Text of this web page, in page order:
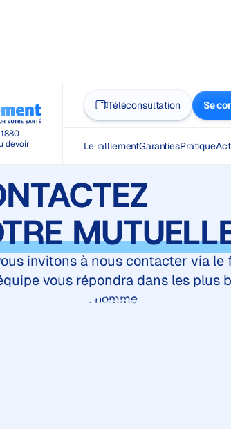
devoir
Téléconsultation Se
Le ralliementGarantiesPratique
invitons à nous contacter via le
vous répondra dans les plus